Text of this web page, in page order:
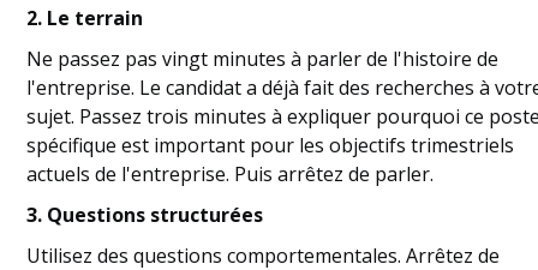
2. Le terrain
Ne passez pas vingt minutes à parler de l'histoire de
l'entreprise. Le candidat a déjà fait des recherches à
sujet. Passez trois minutes à expliquer pourquoi ce
spécifique est important pour les objectifs trimestriels
actuels de l'entreprise. Puis arrêtez de parler.
3. Questions structurées
Utilisez des questions comportementales. Arrêtez de